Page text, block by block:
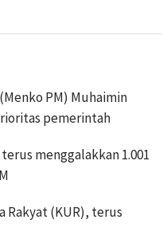
PM) Muhaimin
pemerintah
menggalakkan 1.001
Rakyat (KUR), terus